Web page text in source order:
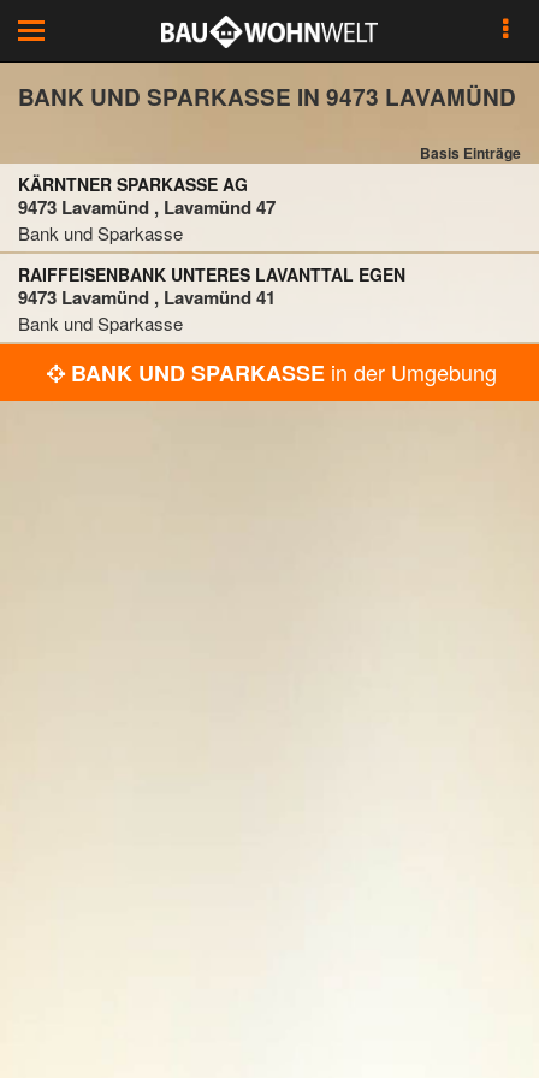
Toggle
navigation
BANK UND SPARKASSE IN 9473 LAVAMÜND
Basis Einträge
KÄRNTNER SPARKASSE AG
9473 Lavamünd , Lavamünd 47
Bank und Sparkasse
RAIFFEISENBANK UNTERES LAVANTTAL EGEN
9473 Lavamünd , Lavamünd 41
Bank und Sparkasse
BANK UND SPARKASSE in der Umgebung